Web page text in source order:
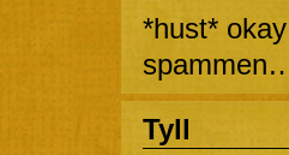
*hust*
Tyll